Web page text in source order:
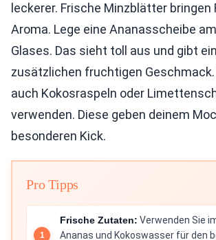
leckerer. Frische Minzblätter bringen
Aroma. Lege eine Ananasscheibe
Glases. Das sieht toll aus und gibt
zusätzlichen fruchtigen
auch Kokosraspeln oder
verwenden. Diese geben deinem
besonderen Kick.
Pro Tipps
Frische Zutaten: Verwenden Sie
Ananas und Kokoswasser für den